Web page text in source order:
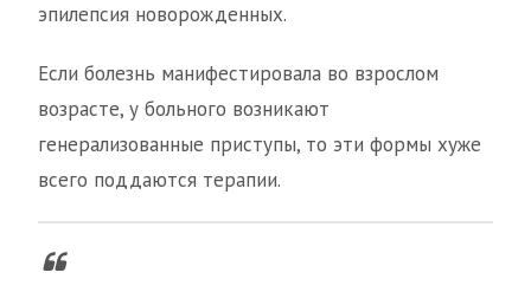
эпилепсия новорожденных.
Если болезнь манифестировала во взрослом
возрасте, у больного возникают
генерализованные приступы, то эти формы хуже
всего поддаются терапии.